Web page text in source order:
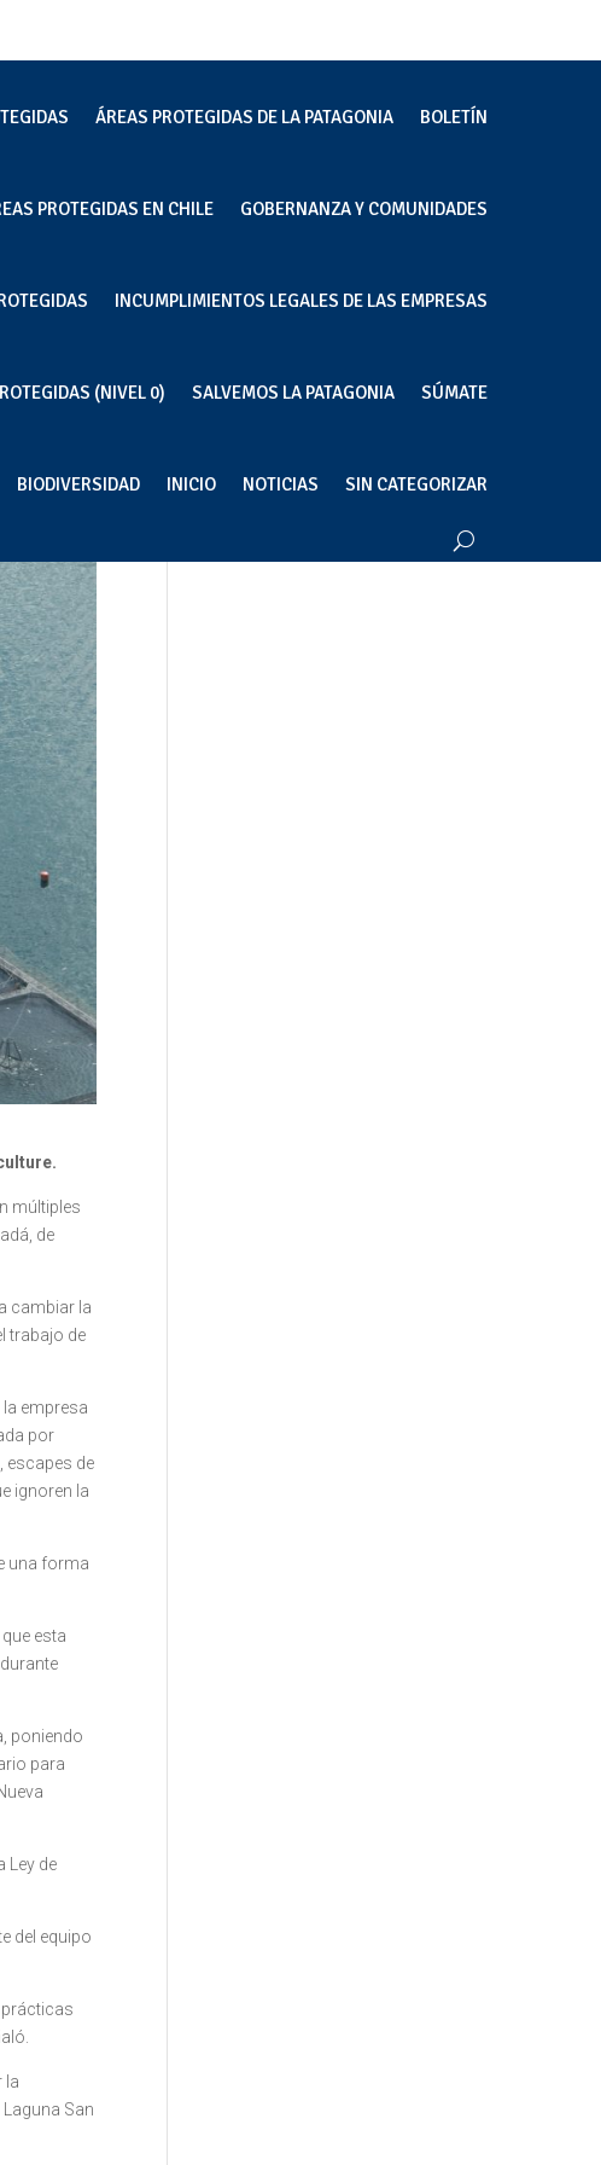
ÁREAS PROTEGIDAS DE LA PATAGONIA BOLETÍN
PROTEGIDAS EN CHILE GOBERNANZA Y COMUNIDADES
INCUMPLIMIENTOS LEGALES DE LAS EMPRESAS
(NIVEL 0) SALVEMOS LA PATAGONIA SÚMATE
BIODIVERSIDAD INICIO NOTICIAS SIN CATEGORIZAR
múltiples
de
cambiar la
trabajo de
empresa
por
escapes de
ignoren la
una forma
esta
poniendo
para
Ley de
del equipo
prácticas
la
San